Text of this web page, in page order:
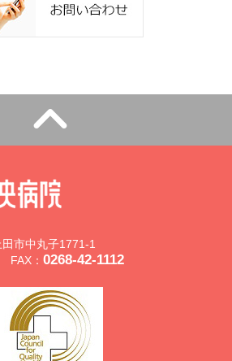
市中丸子1771-1
FAX： 0268-42-1112